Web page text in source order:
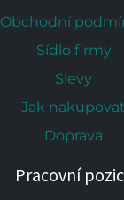
Obchodní
Sídlo firmy
Slevy
Jak nakupovat
Doprava
Pracovní